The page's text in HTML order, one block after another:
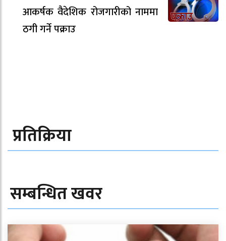
आकर्षक वैदेशिक रोजगारीको नाममा
ठगी गर्ने पक्राउ
प्रतिक्रिया
सम्बन्धित खवर